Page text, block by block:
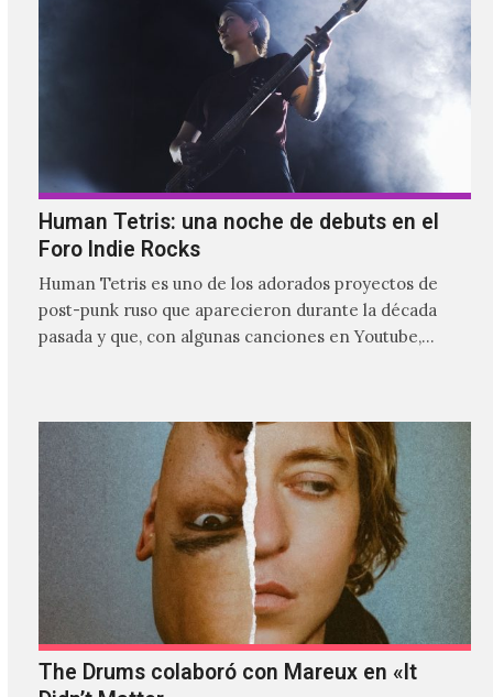
Human Tetris: una noche de debuts en el
Foro Indie Rocks
Human Tetris es uno de los adorados proyectos de
post-punk ruso que aparecieron durante la década
pasada y que, con algunas canciones en Youtube,
The Drums colaboró con Mareux en «It